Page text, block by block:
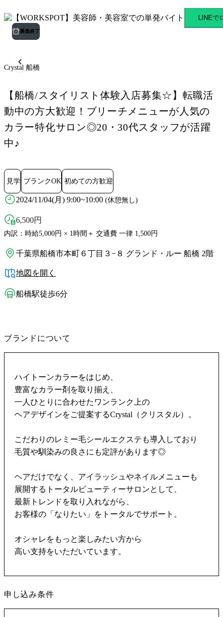
Crystal 船橋 船橋駅のスキマLINEで
募集終了
Crystal 船橋
【船橋/スタイリスト体験入店募集☆】転職活
動中の方大歓迎！ブリーチメニューが人気の
カラー特化サロン◎20・30代スタッフが活躍
中♪
見学 ブランクOK 初めての方歓迎
2024/11/04(月) 9:00~10:00 (休憩無し)
6,500円
内訳：時給5,000円 × 1時間＋ 交通費 一律 1,500円
千葉県船橋市本町６丁目３−８ グランド・ルー 船橋 2階
地図を開く
船橋駅徒歩6分
ブランドについて
ハイトーンカラーをはじめ、
豊富なカラー剤を取り揃え、
一人ひとりに合わせたワンランク上の
ヘアデザインをご提案するCrystal（クリスタル）。
こだわりのレミー毛シールエクステも導入しており
毛質や馴染みの良さにも定評があります◎
ヘアだけでなく、アイラッシュやネイルメニューも
展開するトータルビューティーサロンとして、
最新トレンドを取り入れながら、
お客様の「なりたい」をトータルでサポート。
オシャレをもっと楽しみたい方から
高い支持をいただいています。
申し込み条件